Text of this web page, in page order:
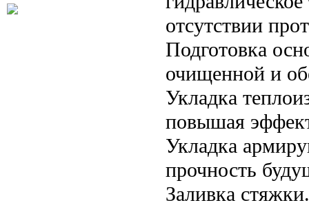
отсутствии
Подготовка
очищенной и
Укладка
повышая
Укладка
прочность
Заливка